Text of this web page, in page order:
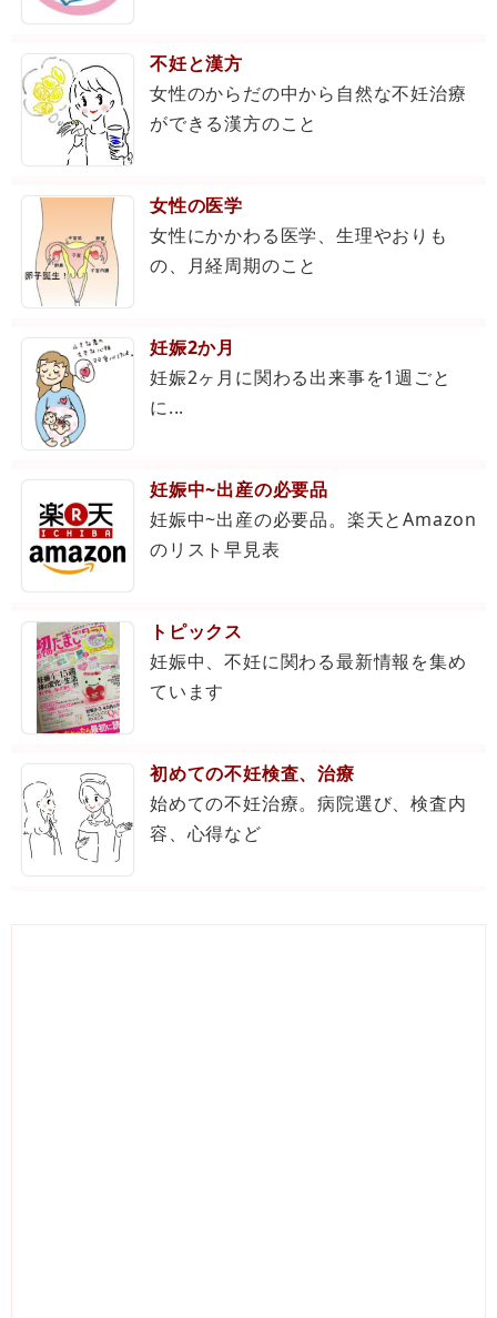
不妊と漢方
女性のからだの中から自然な不妊治療
ができる漢方のこと
女性の医学
女性にかかわる医学、生理やおりも
の、月経周期のこと
妊娠2か月
妊娠2ヶ月に関わる出来事を1週ごと
に...
妊娠中~出産の必要品
妊娠中~出産の必要品。楽天とAmazon
のリスト早見表
トピックス
妊娠中、不妊に関わる最新情報を集め
ています
初めての不妊検査、治療
始めての不妊治療。病院選び、検査内
容、心得など